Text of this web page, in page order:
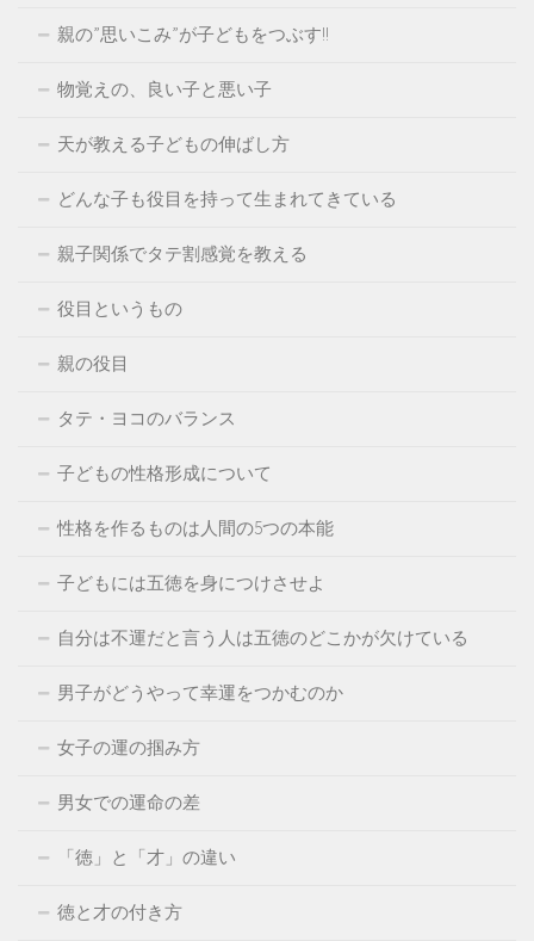
親の”思いこみ”が子どもをつぶす!!
物覚えの、良い子と悪い子
天が教える子どもの伸ばし方
どんな子も役目を持って生まれてきている
親子関係でタテ割感覚を教える
役目というもの
親の役目
タテ・ヨコのバランス
子どもの性格形成について
性格を作るものは人間の5つの本能
子どもには五徳を身につけさせよ
自分は不運だと言う人は五徳のどこかが欠けている
男子がどうやって幸運をつかむのか
女子の運の掴み方
男女での運命の差
「徳」と「才」の違い
徳と才の付き方